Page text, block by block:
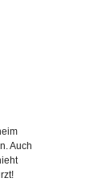
Auch